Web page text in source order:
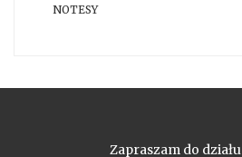
NOTESY
Zapraszam do działu